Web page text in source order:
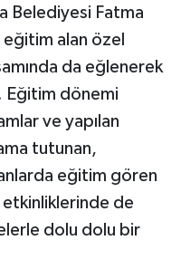
Belediyesi Fatma
alan özel
da eğlenerek
Eğitim dönemi
ve yapılan
tutunan,
eğitim gören
etkinliklerinde de
dolu dolu bir